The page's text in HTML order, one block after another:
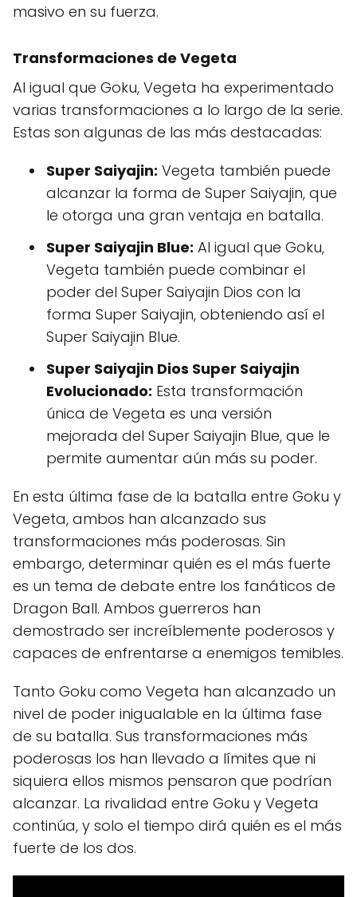
masivo en su fuerza.
Transformaciones de Vegeta
Al igual que Goku, Vegeta ha experimentado
varias transformaciones a lo largo de la serie.
Estas son algunas de las más destacadas:
Super Saiyajin: Vegeta también puede
alcanzar la forma de Super Saiyajin, que
le otorga una gran ventaja en batalla.
Super Saiyajin Blue: Al igual que Goku,
Vegeta también puede combinar el
poder del Super Saiyajin Dios con la
forma Super Saiyajin, obteniendo así el
Super Saiyajin Blue.
Super Saiyajin Dios Super Saiyajin
Evolucionado: Esta transformación
única de Vegeta es una versión
mejorada del Super Saiyajin Blue, que le
permite aumentar aún más su poder.
En esta última fase de la batalla entre Goku y
Vegeta, ambos han alcanzado sus
transformaciones más poderosas. Sin
embargo, determinar quién es el más fuerte
es un tema de debate entre los fanáticos de
Dragon Ball. Ambos guerreros han
demostrado ser increíblemente poderosos y
capaces de enfrentarse a enemigos temibles.
Tanto Goku como Vegeta han alcanzado un
nivel de poder inigualable en la última fase
de su batalla. Sus transformaciones más
poderosas los han llevado a límites que ni
siquiera ellos mismos pensaron que podrían
alcanzar. La rivalidad entre Goku y Vegeta
continúa, y solo el tiempo dirá quién es el más
fuerte de los dos.